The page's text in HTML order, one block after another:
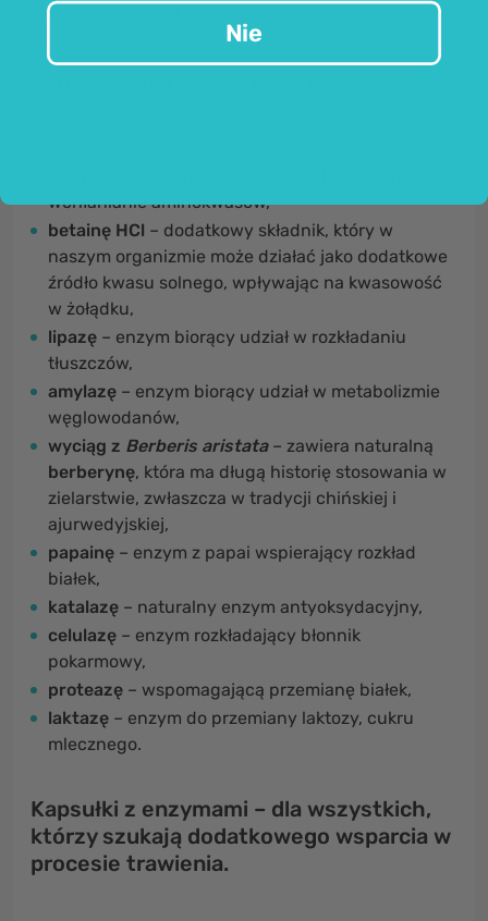
zapewniają dodatkowe wsparcie.
wchłanianie aminokwasów,
betainę HCl – dodatkowy składnik, który w
naszym organizmie może działać jako dodatkowe
źródło kwasu solnego, wpływając na kwasowość
w żołądku,
lipazę – enzym biorący udział w rozkładaniu
tłuszczów,
amylazę – enzym biorący udział w metabolizmie
węglowodanów,
wyciąg z Berberis aristata– zawiera naturalną
berberynę, która ma długą historię stosowania w
zielarstwie, zwłaszcza w tradycji chińskiej i
ajurwedyjskiej,
papainę – enzym z papai wspierający rozkład
białek,
katalazę – naturalny enzym antyoksydacyjny,
celulazę – enzym rozkładający błonnik
pokarmowy,
proteazę – wspomagającą przemianę białek,
laktazę – enzym do przemiany laktozy, cukru
mlecznego.
Kapsułki z enzymami – dla wszystkich,
którzy szukają dodatkowego wsparcia w
procesie trawienia.
Nie